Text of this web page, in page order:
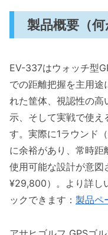
Q1: GPSの
か？
簡単？
Q3: デメリ
Q4: 購入前
まとめ：総合評
対性能と最終判
購入を薦め
スト）
価格対性能
製品概要（何
EV-337はウォッチ型
での距離把握を主用途
れた筐体、視認性の高
示、そして実戦で使え
す。実際に1ラウンド
に余裕があり、常時距
使用可能な設計が意図
¥29,800）。より詳し
ックできます： 製品ペ